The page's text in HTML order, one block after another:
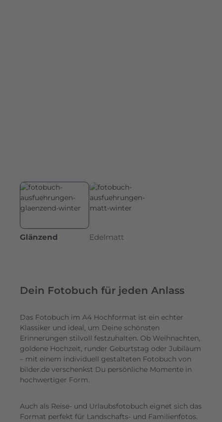
Glänzend Edelmatt
Dein Fotobuch für jeden Anlass
Das Fotobuch im A4 Hochformat ist ein echter
Klassiker und ideal, um Deine schönsten
Erinnerungen stilvoll festzuhalten. Ob Weihnachten,
goldene Hochzeit, runder Geburtstag oder Jubiläum
– mit einem individuell gestalteten Fotobuch von
bilder.de verschenkst Du persönliche Momente in
hochwertiger Form.
Auch als Reise- und Urlaubsfotobuch eignet sich das
Format perfekt für Landschafts- und Familienfotos.